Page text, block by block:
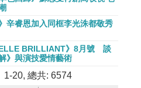
辛睿恩加入同框李光洙都敬秀
BRILLIANT》8月號 談
》與演技愛情藝術
1-20, 總共: 6574